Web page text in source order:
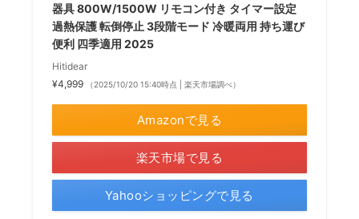
器具 800W/1500W リモコン付き タイマー設定
過熱保護 転倒停止 3段階モード 冷暖両用 持ち運び
便利 四季適用 2025
Hitidear
¥4,999
（2025/10/20 15:40時点 | 楽天市場調べ）
Amazonで見る
楽天市場で見る
Yahooショッピングで見る